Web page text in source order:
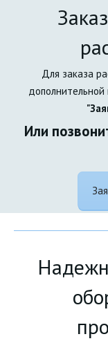
Для заказа
Или